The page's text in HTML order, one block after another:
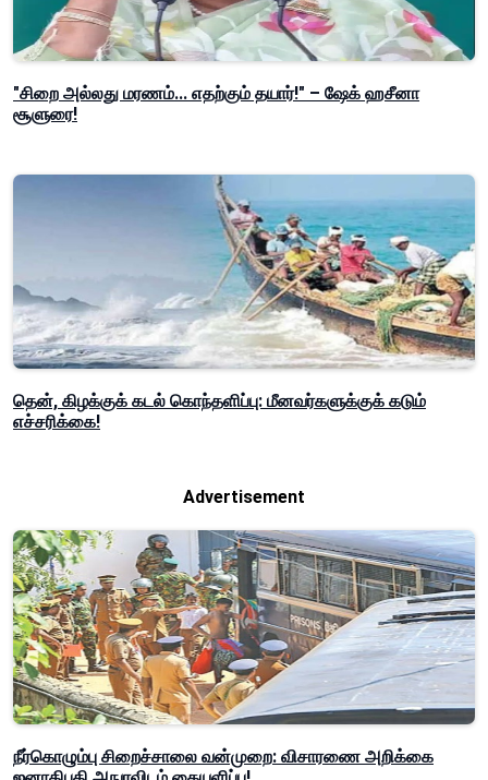
"சிறை அல்லது மரணம்... எதற்கும் தயார்!" – ஷேக் ஹசீனா
சூளுரை!
தென், கிழக்குக் கடல் கொந்தளிப்பு: மீனவர்களுக்குக் கடும்
எச்சரிக்கை!
Advertisement
நீர்கொழும்பு சிறைச்சாலை வன்முறை: விசாரணை அறிக்கை